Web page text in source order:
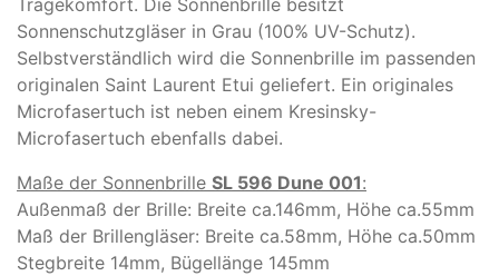
Tragekomfort. Die Sonnenbrille besitzt
Sonnenschutzgläser in Grau (100% UV-Schutz).
Selbstverständlich wird die Sonnenbrille im passenden
originalen Saint Laurent Etui geliefert. Ein originales
Microfasertuch ist neben einem Kresinsky-
Microfasertuch ebenfalls dabei.
Maße der Sonnenbrille SL 596 Dune 001:
Außenmaß der Brille: Breite ca.146mm, Höhe ca.55mm
Maß der Brillengläser: Breite ca.58mm, Höhe ca.50mm
Stegbreite 14mm, Bügellänge 145mm